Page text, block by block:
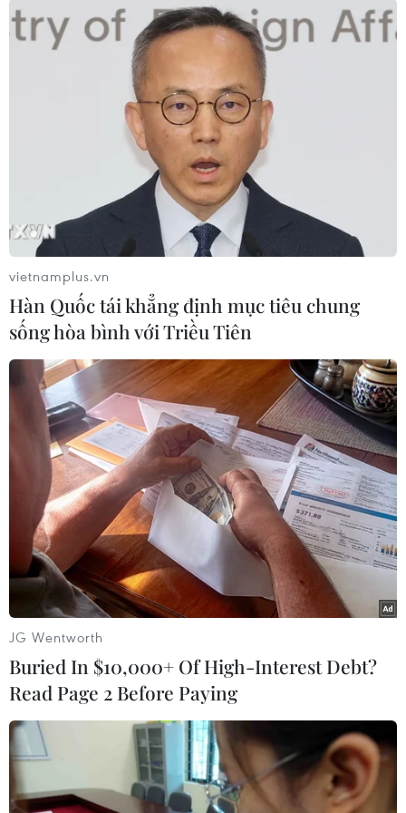
#xe container #xe đầu kéo
#tai nạn giao thông
#nồng độ cồn
#giao thông đường bộ
Theo dõi VietnamPlus
TIN LIÊN QUAN
Tây Ninh: Xe cẩu vướng dây làm gẫy trụ
vietnamplus.vn
Hàn Quốc tái khẳng định mục tiêu chung
sống hòa bình với Triều Tiên
JG Wentworth
Buried In $10,000+ Of High-Interest Debt?
Read Page 2 Before Paying